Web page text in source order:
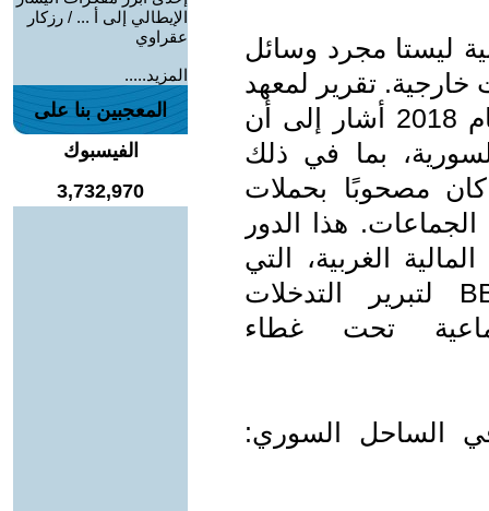
ليستا مجرد وسائل
خارجية. تقرير لمعهد
واشنطن لسياسات الشرق الأدنى عام 2018 أشار إلى أن
بما في ذلك
مصحوبًا بحملات
هذا الدور
الغربية، التي
تستخدم وسائل مثل CNN وBBC لتبرير التدخلات
تحت غطاء
في الساحل السوري:
الإيطالي إلى أ ... / رزكار
عقراوي
المزيد.....
المعجبين بنا على
الفيسبوك
3,732,970